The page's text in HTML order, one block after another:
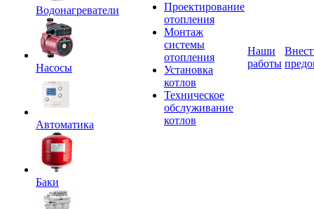
Водонагреватели
Насосы
Автоматика
Баки
Проектирование
отопления
Монтаж
системы
отопления
Установка
котлов
Техническое
обслуживание
котлов
Наши
работы